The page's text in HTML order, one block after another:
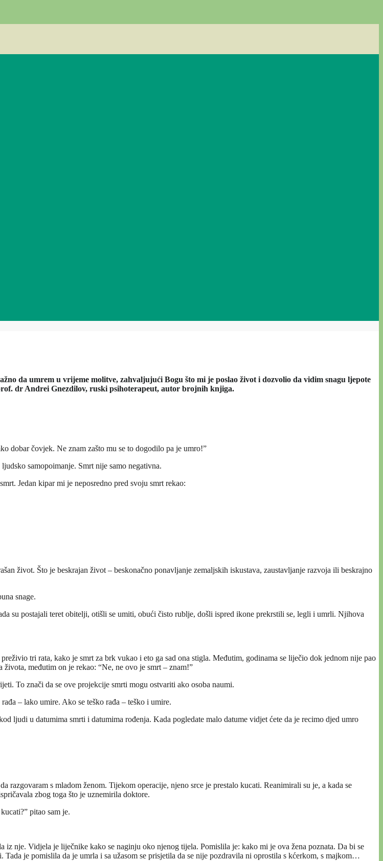
da umrem u vrijeme molitve, zahvaljujući Bogu što mi je poslao život i dozvolio da vidim snagu ljepote
dr Andrei Gnezdilov, ruski psihoterapeut, autor brojnih knjiga.
dobar čovjek. Ne znam zašto mu se to dogodilo pa je umro!”
samopoimanje. Smrt nije samo negativna.
Jedan kipar mi je neposredno pred svoju smrt rekao:
život. Što je beskrajan život – beskonačno ponavljanje zemaljskih iskustava, zaustavljanje razvoja ili beskrajno
snage.
su postajali teret obitelji, otišli se umiti, obući čisto rublje, došli ispred ikone prekrstili se, legli i umrli. Njihova
tri rata, kako je smrt za brk vukao i eto ga sad ona stigla. Međutim, godinama se liječio dok jednom nije pao
međutim on je rekao: “Ne, ne ovo je smrt – znam!”
To znači da se ove projekcije smrti mogu ostvariti ako osoba naumi.
– lako umire. Ako se teško rađa – teško i umire.
ljudi u datumima smrti i datumima rođenja. Kada pogledate malo datume vidjet ćete da je recimo djed umro
razgovaram s mladom ženom. Tijekom operacije, njeno srce je prestalo kucati. Reanimirali su je, a kada se
zbog toga što je uznemirila doktore.
pitao sam je.
nje. Vidjela je liječnike kako se naginju oko njenog tijela. Pomislila je: kako mi je ova žena poznata. Da bi se
je pomislila da je umrla i sa užasom se prisjetila da se nije pozdravila ni oprostila s kćerkom, s majkom…